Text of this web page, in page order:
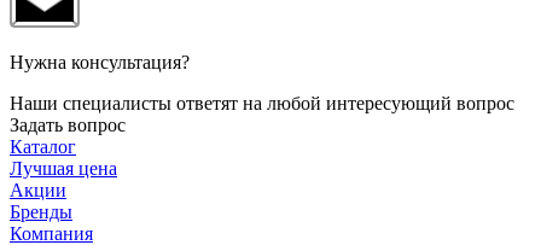
Нужна консультация?
Наши специалисты ответят на любой интересующий вопрос
Задать вопрос
Каталог
Лучшая цена
Акции
Бренды
Компания